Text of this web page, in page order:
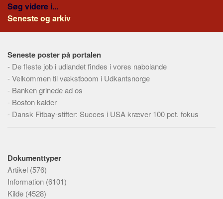
Søg videre i...
Seneste og arkiv
Seneste poster på portalen
- De fleste job i udlandet findes i vores nabolande
-Velkommen til vækstboom i Udkantsnorge
- Banken grinede ad os
- Boston kalder
- Dansk Fitbay-stifter: Succes i USA kræver 100 pct. fokus
Dokumenttyper
Artikel (576)
Information (6101)
Kilde (4528)